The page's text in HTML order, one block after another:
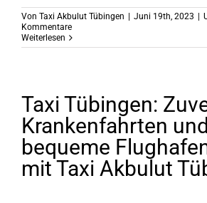
Von Taxi Akbulut Tübingen Juni 19th, 2023
Kommentare
Weiterlesen
Taxi Tübingen:
Krankenfahrten und
bequeme
mit Taxi Akbulut